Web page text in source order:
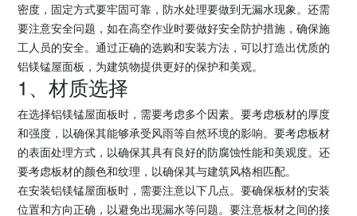
密度，固定方式要牢固可靠，防水处理要做到无漏水现象。还需
要注意安全问题，如在高空作业时要做好安全防护措施，确保施
工人员的安全。通过正确的选购和安装方法，可以打造出优质的
铝镁锰屋面板，为建筑物提供更好的保护和美观。
1、材质选择
在选择铝镁锰屋面板时，需要考虑多个因素。要考虑板材的厚度
和强度，以确保其能够承受风雨等自然环境的影响。要考虑板材
的表面处理方式，以确保其具有良好的防腐蚀性能和美观度。还
要考虑板材的颜色和纹理，以确保其与建筑风格相匹配。
在安装铝镁锰屋面板时，需要注意以下几点。要确保板材的安装
位置和方向正确，以避免出现漏水等问题。要注意板材之间的接